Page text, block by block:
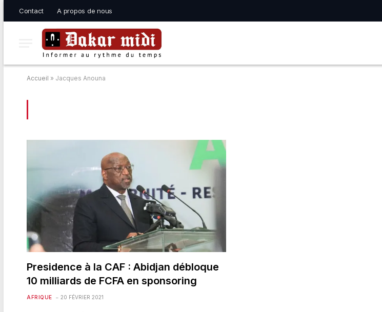
Contact A propos de nous
Accueil » Jacques Anouna
Presidence à la CAF : Abidjan débloque
10 milliards de FCFA en sponsoring
AFRIQUE 20 FÉVRIER 2021